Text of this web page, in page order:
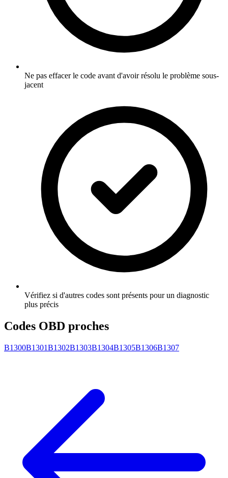
Ne pas effacer le code avant d'avoir résolu le problème sous-
jacent
Vérifiez si d'autres codes sont présents pour un diagnostic
plus précis
Codes OBD proches
B1300B1301B1302B1303B1304B1305B1306B1307